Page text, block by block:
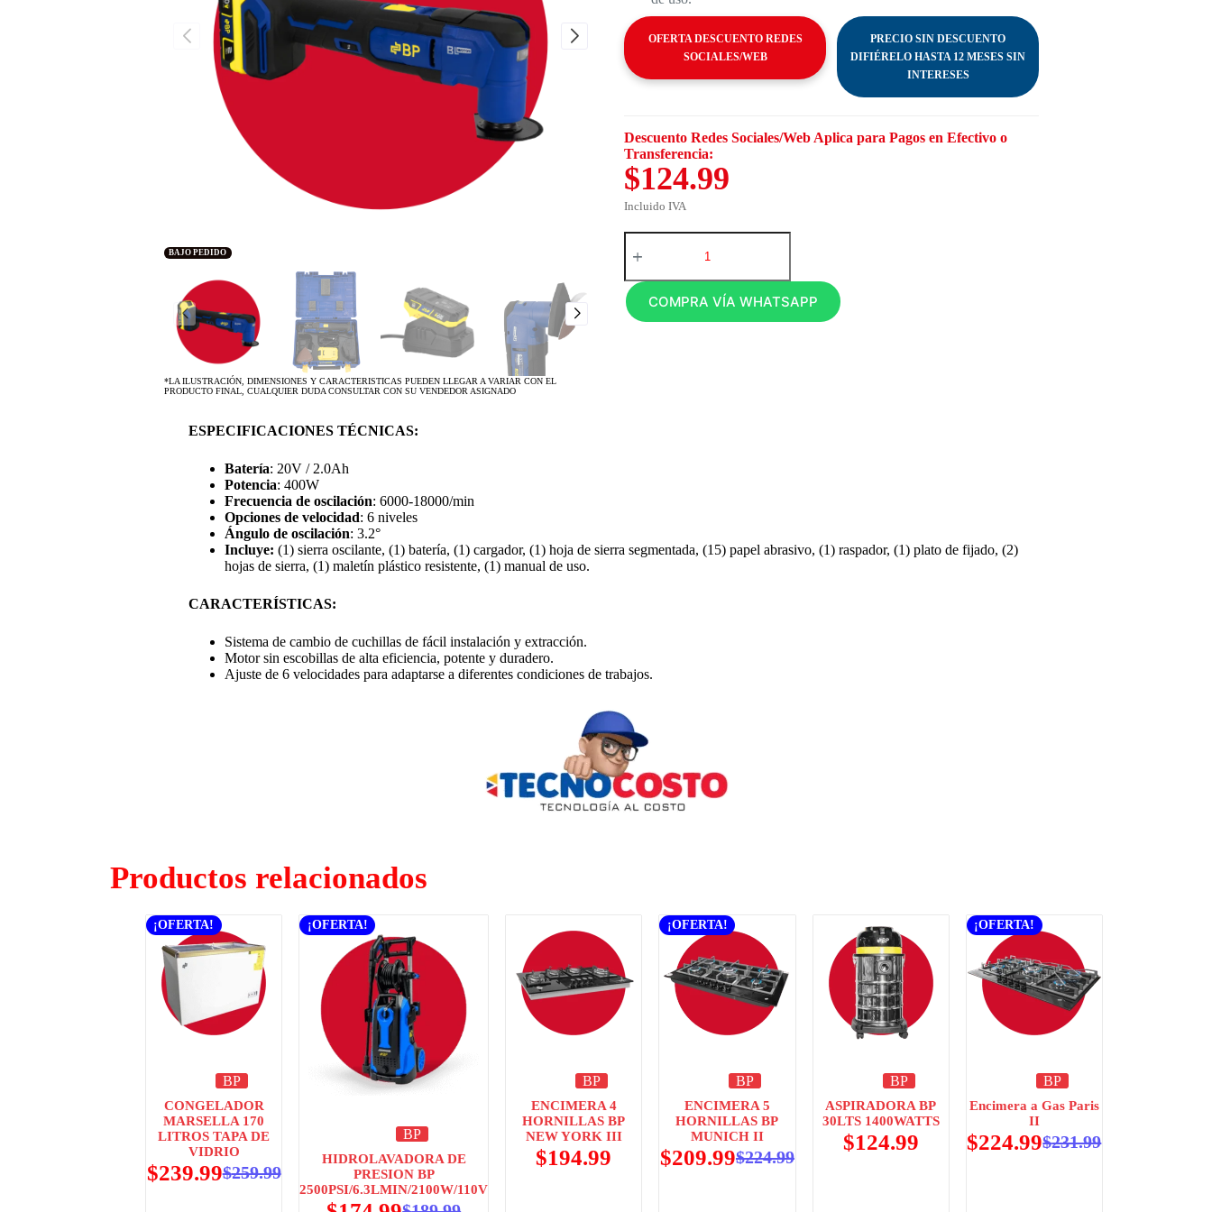
*LA ILUSTRACIÓN, DIMENSIONES Y CARACTERISTICAS PUEDEN LLEGAR A VARIAR CON EL
PRODUCTO FINAL, CUALQUIER DUDA CONSULTAR CON SU VENDEDOR ASIGNADO
OFERTA DESCUENTO REDES
SOCIALES/WEB
PRECIO SIN DESCUENTO
DIFIÉRELO HASTA 12 MESES SIN
INTERESES
Descuento Redes Sociales/Web Aplica para Pagos en Efectivo o
Transferencia:
$124.99
Incluido IVA
COMPRA VÍA WHATSAPP
ESPECIFICACIONES TÉCNICAS:
Batería: 20V / 2.0Ah
Potencia: 400W
Frecuencia de oscilación: 6000-18000/min
Opciones de velocidad: 6 niveles
Ángulo de oscilación: 3.2°
Incluye: (1) sierra oscilante, (1) batería, (1) cargador, (1) hoja de sierra segmentada, (15) papel abrasivo, (1) raspador, (1) plato de fijado, (2)
hojas de sierra, (1) maletín plástico resistente, (1) manual de uso.
CARACTERÍSTICAS:
Sistema de cambio de cuchillas de fácil instalación y extracción.
Motor sin escobillas de alta eficiencia, potente y duradero.
Ajuste de 6 velocidades para adaptarse a diferentes condiciones de trabajos.
Productos relacionados
¡OFERTA!
BP
CONGELADOR
MARSELLA 170
LITROS TAPA DE
VIDRIO
$259.99
$239.99
¡OFERTA!
BP
HIDROLAVADORA DE
PRESION BP
2500PSI/6.3LMIN/2100W/110V
BP
ENCIMERA 4
HORNILLAS BP
NEW YORK III
$194.99
¡OFERTA!
BP
ENCIMERA 5
HORNILLAS BP
MUNICH II
$224.99
$209.99
BP
ASPIRADORA BP
30LTS 1400WATTS
$124.99
¡OFERTA!
BP
Encimera a Gas Paris
II
$231.99
$224.99